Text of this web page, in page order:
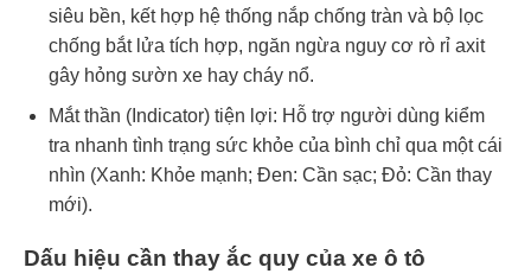
siêu bền, kết hợp hệ thống nắp chống tràn và bộ lọc
chống bắt lửa tích hợp, ngăn ngừa nguy cơ rò rỉ axit
gây hỏng sườn xe hay cháy nổ.
Mắt thần (Indicator) tiện lợi: Hỗ trợ người dùng kiểm
tra nhanh tình trạng sức khỏe của bình chỉ qua một cái
nhìn (Xanh: Khỏe mạnh; Đen: Cần sạc; Đỏ: Cần thay
mới).
Dấu hiệu cần thay ắc quy của xe ô tô